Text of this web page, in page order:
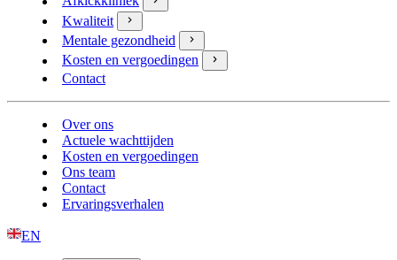
Kwaliteit
Mentale gezondheid
Kosten en vergoedingen
Contact
Over ons
Actuele wachttijden
Kosten en vergoedingen
Ons team
Contact
Ervaringsverhalen
EN